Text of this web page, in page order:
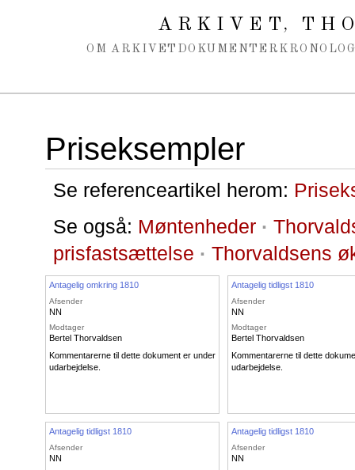
ARKIVET,
OM ARKIVET DOKUMENTER
Priseksempler
Se referenceartikel herom:
Se også: Møntenheder ·
prisfastsættelse · Thorvaldsens
Antagelig omkring 1810
Afsender
NN
Modtager
Bertel Thorvaldsen
Kommentarerne til dette dokument er under
udarbejdelse.
Antagelig tidligst 1810
Afsender
NN
Modtager
Bertel Thorvaldsen
Kommentarerne til dette
udarbejdelse.
Antagelig tidligst 1810
Afsender
NN
Antagelig tidligst 1810
Afsender
NN